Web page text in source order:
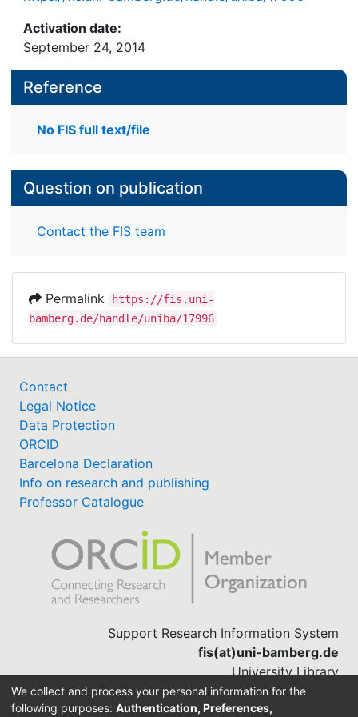
Activation date:
September 24, 2014
Reference
No FIS full text/file
Question on publication
Contact the FIS team
Permalink
https://fis.uni-
bamberg.de/handle/uniba/17996
Contact
Legal Notice
Data Protection
ORCID
Barcelona Declaration
Info on research and publishing
Professor Catalogue
Support Research Information System
fis(at)uni-bamberg.de
University Library
(0951) 863-1568
We collect and process your personal information for the
following purposes: Authentication, Preferences,